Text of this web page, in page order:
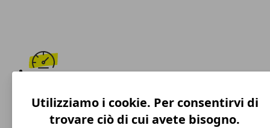
Utilizziamo i cookie. Per consentirvi di
trovare ciò di cui avete bisogno.